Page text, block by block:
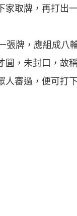
家取牌，再打出
張牌，應組成八
圓，未封口，故
人審過，便可打